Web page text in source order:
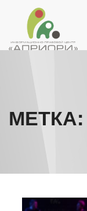
МЕТКА: